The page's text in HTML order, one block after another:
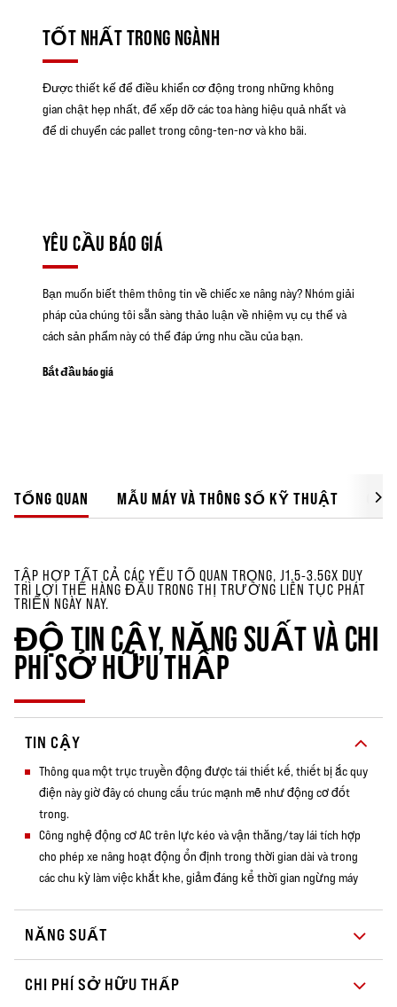
TỐT NHẤT TRONG NGÀNH
Được thiết kế để điều khiển cơ động trong những không
gian chật hẹp nhất, để xếp dỡ các toa hàng hiệu quả nhất và
để di chuyển các pallet trong công-ten-nơ và kho bãi.
YÊU CẦU BÁO GIÁ
Bạn muốn biết thêm thông tin về chiếc xe nâng này? Nhóm giải
pháp của chúng tôi sẵn sàng thảo luận về nhiệm vụ cụ thể và
cách sản phẩm này có thể đáp ứng nhu cầu của bạn.
Bắt đầu báo giá
TỔNG QUAN MẪU MÁY VÀ THÔNG SỐ KỸ THUẬT
TẬP HỢP TẤT CẢ CÁC YẾU TỐ QUAN TRỌNG, J1.5-3.5GX DUY
TRÌ LỢI THẾ HÀNG ĐẦU TRONG THỊ TRƯỜNG LIÊN TỤC PHÁT
TRIỂN NGÀY NAY.
ĐỘ TIN CẬY, NĂNG SUẤT VÀ CHI
PHÍ SỞ HỮU THẤP
TIN CẬY
Thông qua một trục truyền động được tái thiết kế, thiết bị ắc quy
điện này giờ đây có chung cấu trúc mạnh mẽ như động cơ đốt
trong.
Công nghệ động cơ AC trên lực kéo và vận thăng/tay lái tích hợp
cho phép xe nâng hoạt động ổn định trong thời gian dài và trong
các chu kỳ làm việc khắt khe, giảm đáng kể thời gian ngừng máy
NĂNG SUẤT
CHI PHÍ SỞ HỮU THẤP